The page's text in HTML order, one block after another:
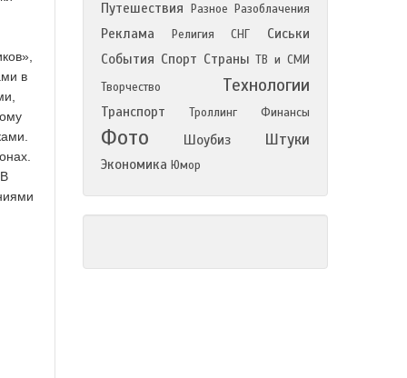
в
Путешествия
Разное Разоблачения
Реклама Религия СНГ
Сиськи
События Спорт Страны ТВ и СМИ
Творчество
Технологии
Транспорт Троллинг Финансы
Фото Шоубиз Штуки
Экономика Юмор